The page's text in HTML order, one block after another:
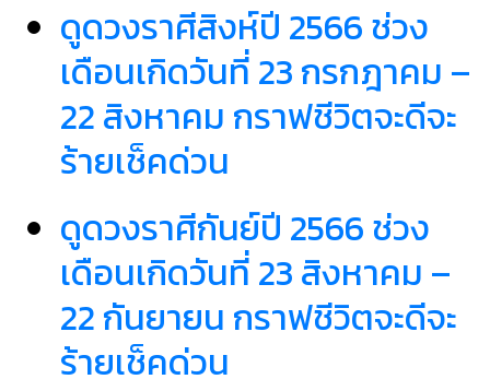
ดูดวงราศีสิงห์ปี 2566 ช่วง
เดือนเกิดวันที่ 23 กรกฎาคม –
22 สิงหาคม กราฟชีวิตจะดีจะ
ร้ายเช็คด่วน
ดูดวงราศีกันย์ปี 2566 ช่วง
เดือนเกิดวันที่ 23 สิงหาคม –
22 กันยายน กราฟชีวิตจะดีจะ
ร้ายเช็คด่วน